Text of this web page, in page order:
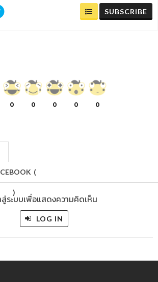
SUBSCRIBE
0 0 0 0 0
(
)
สู่ระบบเพื่อแสดงความคิดเห็น
LOG IN